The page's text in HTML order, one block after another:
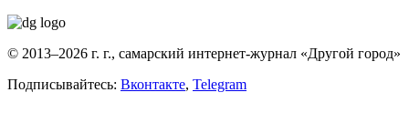
© 2013–2026 г. г., самарский интернет-журнал «Другой город»
Подписывайтесь: Вконтакте, Telegram